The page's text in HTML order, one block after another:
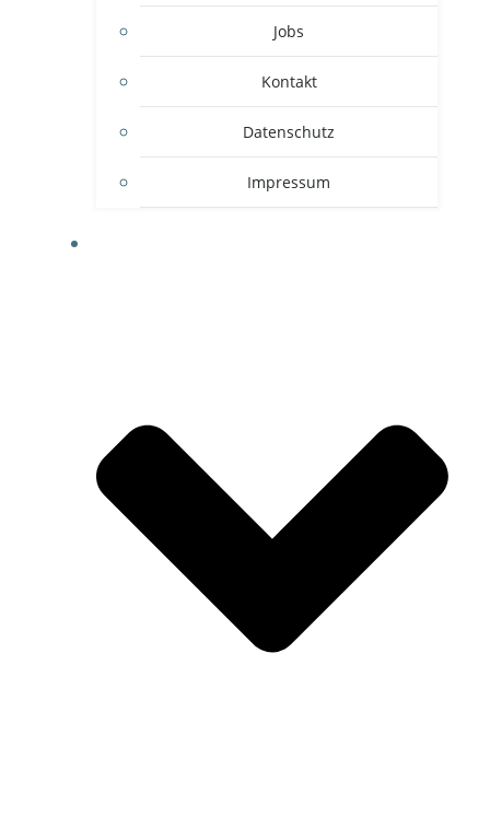
Jobs
Kontakt
Datenschutz
Impressum